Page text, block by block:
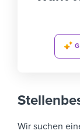
Wir suchen